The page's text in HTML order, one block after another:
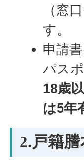
（窓
す。
申請
パス
18歳
は5年
2.戸籍謄